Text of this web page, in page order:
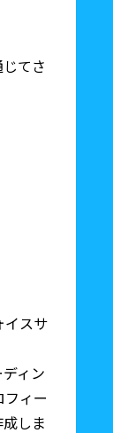
てさ
イスサ
ィン
フィー
しま